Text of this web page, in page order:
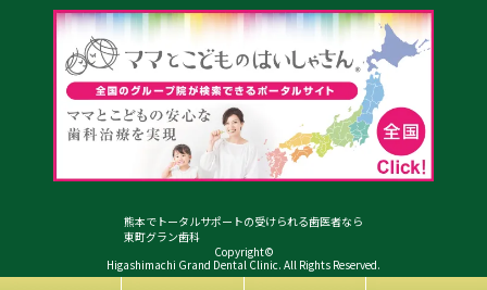
熊本でトータルサポートの受けられる歯医者なら
東町グラン歯科
Copyright©
Higashimachi Grand Dental Clinic. All Rights Reserved.